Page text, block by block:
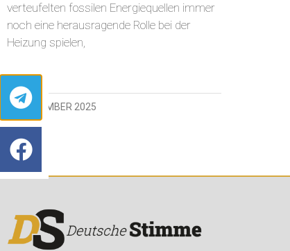
verteufelten fossilen Energiequellen immer
noch eine herausragende Rolle bei der
Heizung spielen,
16. DEZEMBER 2025